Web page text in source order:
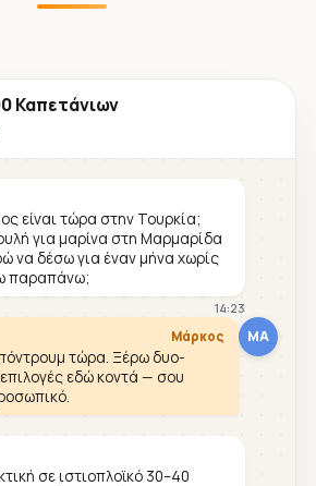
Καπετάνιων
είναι τώρα στην Τουρκία;
για μαρίνα στη Μαρμαρίδα
να δέσω για έναν μήνα χωρίς
παραπάνω;
14:23
ΜΑ
Μάρκος
τώρα. Ξέρω δυο-
εδώ κοντά — σου
σε ιστιοπλοϊκό 30–40